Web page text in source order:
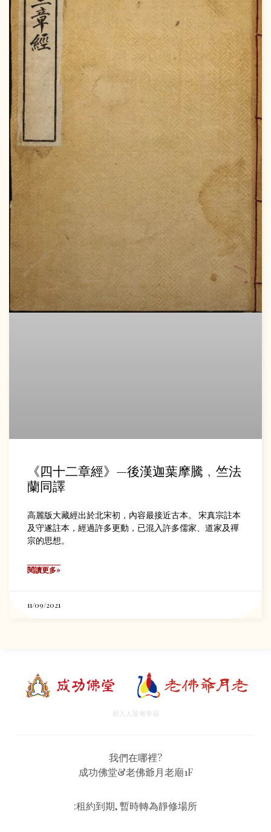
《四十二章經》—後漢迦葉摩騰﹐竺法
蘭同譯
高麗版大藏經出於北宋初，內容最接近古本。 宋真宗註本
及守遂註本，經過許多更動，已混入許多儒家、道家及禪
宗的思想。
閱讀更多»
11/09/2021
願人人皆有幸福
我們在哪裡?
成功佛堂&老佛爺月老廟1F
:租約到期, 暫時轉為靜修場所